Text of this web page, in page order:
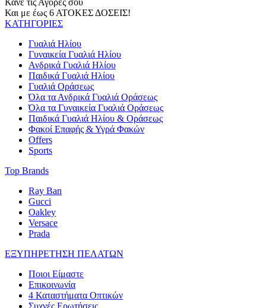
Κάνε τις Αγορές σου
Και με έως 6 ΑΤΟΚΕΣ ΔΟΣΕΙΣ!
ΚΑΤΗΓΟΡΙΕΣ
Γυαλιά Ηλίου
Γυναικεία Γυαλιά Ηλίου
Ανδρικά Γυαλιά Ηλίου
Παιδικά Γυαλιά Ηλίου
Γυαλιά Οράσεως
Όλα τα Ανδρικά Γυαλιά Οράσεως
Όλα τα Γυναικεία Γυαλιά Οράσεως
Παιδικά Γυαλιά Ηλίου & Οράσεως
Φακοί Επαφής & Υγρά Φακών
Offers
Sports
Top Brands
Ray Ban
Gucci
Oakley
Versace
Prada
ΕΞΥΠΗΡΕΤΗΣΗ ΠΕΛΑΤΩΝ
Ποιοι Είμαστε
Επικοινωνία
4 Καταστήματα Οπτικών